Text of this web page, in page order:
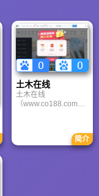
土木在线
土木在线
（www.co188.com）-
年8月原经营团队正式
注册公司常州易宝网
简介